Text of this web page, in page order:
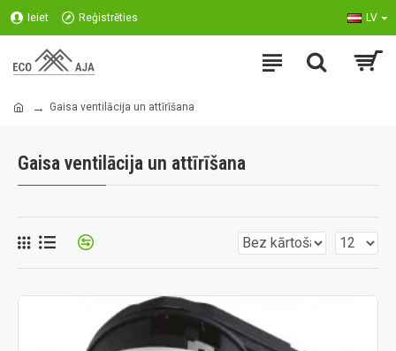
Ieiet Reģistrēties LV
Gaisa ventilācija un attīrīšana
Gaisa ventilācija un attīrīšana